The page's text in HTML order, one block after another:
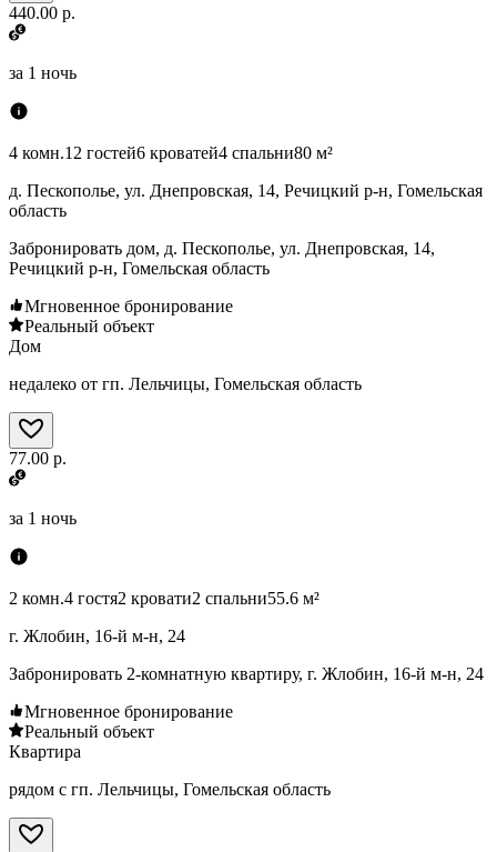
440.00 р.
за 1 ночь
4 комн.12 гостей6 кроватей4 спальни80 м²
д. Пескополье, ул. Днепровская, 14, Речицкий р-н, Гомельская
область
Забронировать дом, д. Пескополье, ул. Днепровская, 14,
Речицкий р-н, Гомельская область
Мгновенное бронирование
Реальный объект
Дом
недалеко от гп. Лельчицы, Гомельская область
77.00 р.
за 1 ночь
2 комн.4 гостя2 кровати2 спальни55.6 м²
г. Жлобин, 16-й м-н, 24
Забронировать 2-комнатную квартиру, г. Жлобин, 16-й м-н, 24
Мгновенное бронирование
Реальный объект
Квартира
рядом с гп. Лельчицы, Гомельская область